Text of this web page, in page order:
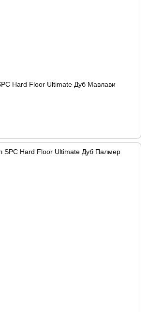
Hard Floor Ultimate Дуб Мавлави